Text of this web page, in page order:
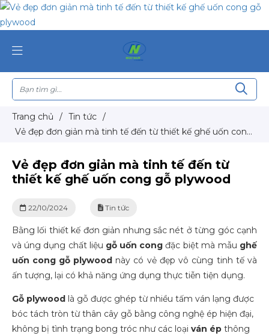
Trang chủ / Tin tức /
Vẻ đẹp đơn giản mà tinh tế đến từ thiết kế ghế uốn cong
Vẻ đẹp đơn giản mà tinh tế đến từ
thiết kế ghế uốn cong gỗ plywood
22/10/2024 Tin tức
Bằng lối thiết kế đơn giản nhưng sắc nét ở từng góc cạnh
và úng dụng chất liệu gỗ uốn cong đặc biệt mà mẫu ghế
uốn cong gỗ plywood này có vẻ đẹp vô cùng tinh tế và
ấn tượng, lại có khả năng ứng dụng thực tiễn tiện dụng.
Gỗ plywood là gỗ được ghép từ nhiều tấm ván lạng được
bóc tách tròn từ thân cây gỗ bằng công nghệ ép hiện đại,
không bị tình trạng bong tróc như các loại ván ép thông